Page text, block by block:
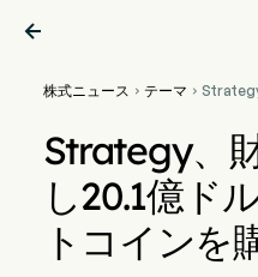

株式ニュース  テーマ 
コイン
Strategy、
し20.1億ド
トコインを